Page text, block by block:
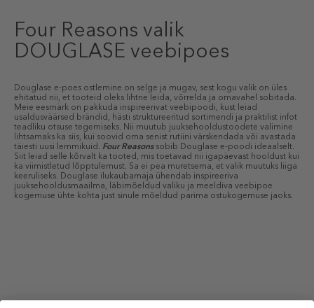
Four Reasons valik
DOUGLASE veebipoes
Douglase e-poes ostlemine on selge ja mugav, sest kogu valik on üles
ehitatud nii, et tooteid oleks lihtne leida, võrrelda ja omavahel sobitada.
Meie eesmärk on pakkuda inspireerivat veebipoodi, kust leiad
usaldusväärsed brändid, hästi struktureeritud sortimendi ja praktilist infot
teadliku otsuse tegemiseks. Nii muutub juuksehooldustoodete valimine
lihtsamaks ka siis, kui soovid oma senist rutiini värskendada või avastada
täiesti uusi lemmikuid. Four Reasonssobib Douglase e-poodi ideaalselt.
Siit leiad selle kõrvalt ka tooted, mis toetavad nii igapäevast hooldust kui
ka viimistletud lõpptulemust. Sa ei pea muretsema, et valik muutuks liiga
keeruliseks. Douglase ilukaubamaja ühendab inspireeriva
juuksehooldusmaailma, läbimõeldud valiku ja meeldiva veebipoe
kogemuse ühte kohta just sinule mõeldud parima ostukogemuse jaoks.